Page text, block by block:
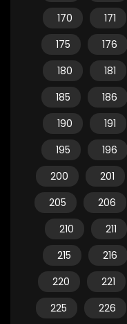
170
171
175
176
180
181
185
186
190
191
195
196
200
201
205
206
210
211
215
216
220
221
225
226